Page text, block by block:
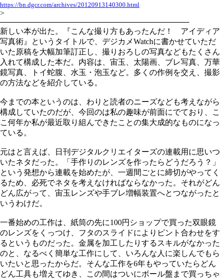
https://bn.dgcr.com/archives/20120913140300.html
>
───────────────────────────────────
新しい本が出た。『こんな撮り方もあったんだ！ アイディア
写真術』というタイトルで、デジカメWatchに書かせていただ
いた原稿を大幅加筆訂正し、撮りおろしの写真などもたくさん
入れて構成した本だ。内容は、宙玉、太陽画、ブレ写真、万華
鏡写真、トイ蛇腹、水玉・泡玉など。多くの作例を交え、撮影
の方法などを紹介している。
今までの本というのは、わりと読者のニーズなども考えながら
構成していたのだが、今回のは私の趣味が前面にでており、こ
こ何年か私が最近取り組んできたことの集大成的なものになっ
ている。
元はと言えば、日刊デジタルクリエイターズの連載用に思いつ
いたネタだった。「手作りのレンズを作ったらどうだろう？」
という発想から連載を始めたが、一週間ごとに締切がやってく
るため、必死でネタを考えなければならなかった。それがどん
どん広がって、宙玉レンズや手ブレ増幅装置へとつながったと
いうわけだ。
一番始めの工作は、紙筒の先に100円ショップで買った双眼鏡
のレンズをくっつけ、フタのスライドによりピント合わせをす
るというものだった。金属を加工したりするスキルがなかった
のと、なるべく簡単な工作にして、いろんな人に楽しんでもら
いたいと思ったからだ。そんな工作を6年もやっていたらどん
どん工具も増えてゆき、この間はついにボール盤まで買っちゃ